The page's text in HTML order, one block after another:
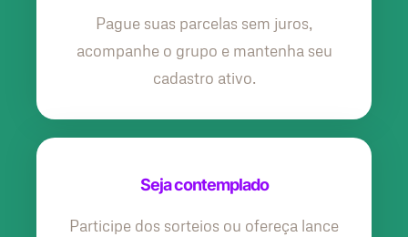
Pague suas parcelas sem juros,
acompanhe o grupo e mantenha seu
cadastro ativo.
Seja contemplado
Participe dos sorteios ou ofereça lance